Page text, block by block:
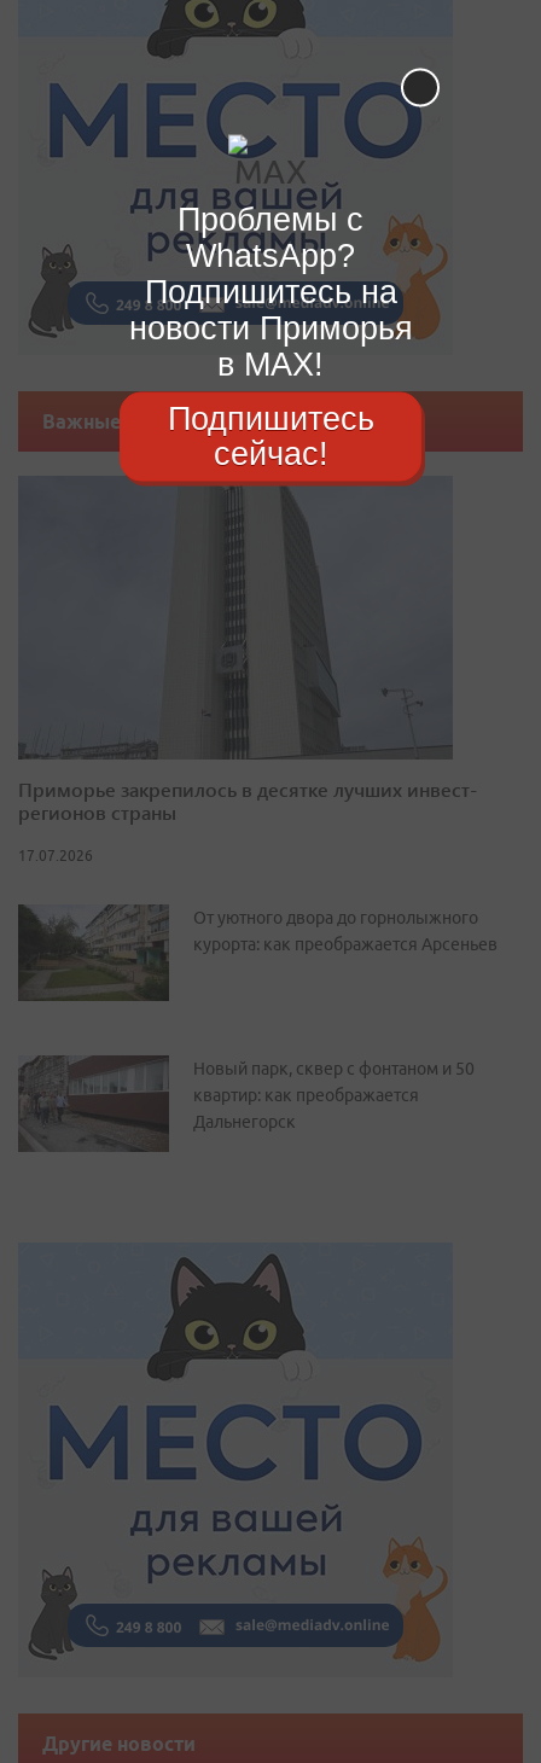
Важные новости
Приморье закрепилось в десятке лучших инвест-
регионов страны
17.07.2026
От уютного двора до горнолыжного
курорта: как преображается Арсеньев
Новый парк, сквер с фонтаном и 50
квартир: как преображается
Дальнегорск
Другие новости
Проблемы с
WhatsApp?
Подпишитесь на
новости Приморья
в MAX!
Подпишитесь
сейчас!